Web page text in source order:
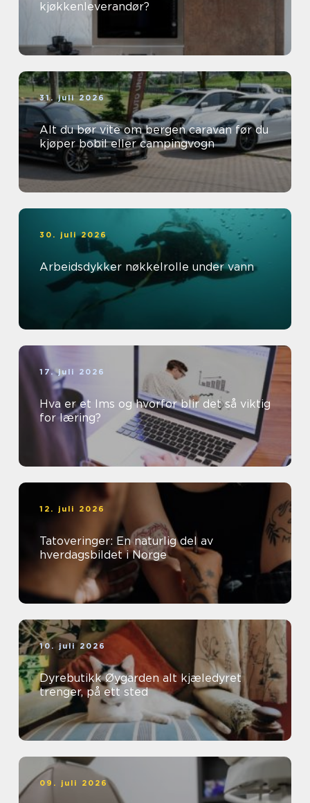
kjøkkenleverandør?
31. juli 2026
Alt du bør vite om bergen caravan før du
kjøper bobil eller campingvogn
30. juli 2026
Arbeidsdykker nøkkelrolle under vann
17. juli 2026
Hva er et lms og hvorfor blir det så viktig
for læring?
12. juli 2026
Tatoveringer: En naturlig del av
hverdagsbildet i Norge
10. juli 2026
Dyrebutikk Øygarden alt kjæledyret
trenger, på ett sted
09. juli 2026